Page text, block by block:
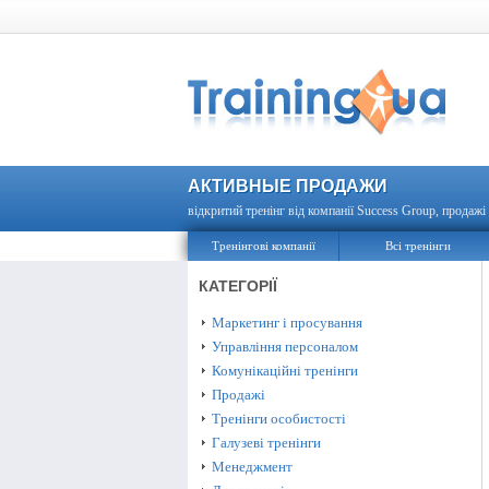
АКТИВНЫЕ ПРОДАЖИ
відкритий тренінг від компанії Success Group,
Тренінгові компанії Всі тренінги
КАТЕГОРІЇ
Маркетинг і просування
Управління персоналом
Комунікаційні тренінги
Продажі
Тренінги особистості
Галузеві тренінги
Менеджмент